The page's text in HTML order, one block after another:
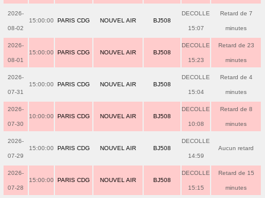
2026-
08-02
15:00:00 PARIS CDG NOUVEL AIR BJ508
DECOLLE
15:07
Retard de 7
minutes
2026-
08-01
15:00:00 PARIS CDG NOUVEL AIR BJ508
DECOLLE
15:23
Retard de 23
minutes
2026-
07-31
15:00:00 PARIS CDG NOUVEL AIR BJ508
DECOLLE
15:04
Retard de 4
minutes
2026-
07-30
10:00:00 PARIS CDG NOUVEL AIR BJ508
DECOLLE
10:08
Retard de 8
minutes
2026-
07-29
15:00:00 PARIS CDG NOUVEL AIR BJ508
DECOLLE
14:59
Aucun retard
2026-
07-28
15:00:00 PARIS CDG NOUVEL AIR BJ508
DECOLLE
15:15
Retard de 15
minutes